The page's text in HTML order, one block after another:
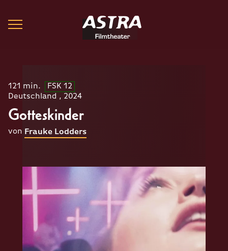
121 min.
FSK 12
Deutschland , 2024
Gotteskinder
von Frauke Lodders